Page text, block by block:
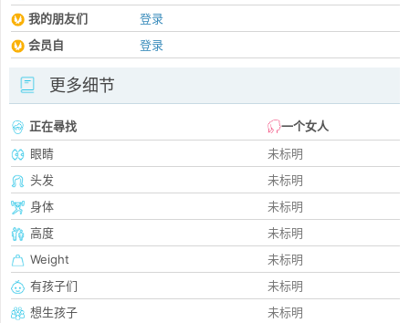
我的朋友们
登录
会员自
登录
更多细节
正在尋找
一个女人
眼睛
未标明
头发
未标明
身体
未标明
高度
未标明
Weight
未标明
有孩子们
未标明
想生孩子
未标明